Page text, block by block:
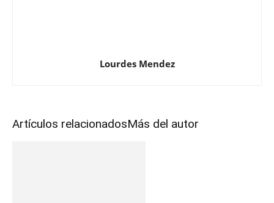
Lourdes Mendez
Artículos relacionadosMás del autor